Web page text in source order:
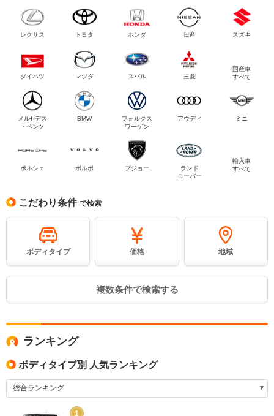
レクサス トヨタ ホンダ 日産 スズキ
ダイハツ マツダ スバル 三菱
国産車
すべて
メルセデス
・ベンツ
BMW
フォルクス
ワーゲン
アウディ ミニ
ポルシェ ボルボ プジョー
ランド
ローバー
輸入車
すべて
こだわり条件 で検索
ボディタイプ 価格 地域
複数条件で検索する
ランキング
ボディタイプ別 人気ランキング
1